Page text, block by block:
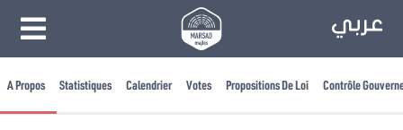
A Propos Statistiques Calendrier Votes Propositions De Loi Contrôle